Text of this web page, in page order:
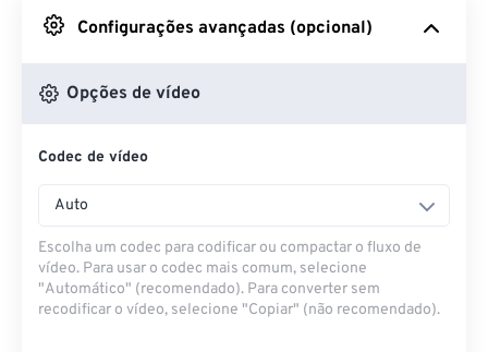
Do Google Drive
Do OneDrive
Configurações avançadas (opcional)
Opções de vídeo
Codec de vídeo
Auto
Escolha um codec para codificar ou compactar o fluxo de
vídeo. Para usar o codec mais comum, selecione
"Automático" (recomendado). Para converter sem
recodificar o vídeo, selecione "Copiar" (não recomendado).